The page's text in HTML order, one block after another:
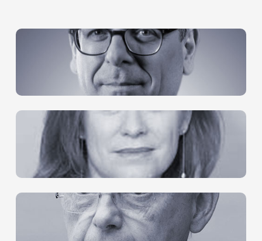
Thibault de Montbrial